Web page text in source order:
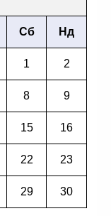
Сб Нд
1 2
8 9
15 16
22 23
29 30